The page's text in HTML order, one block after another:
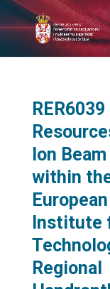
Ion
within
Institute